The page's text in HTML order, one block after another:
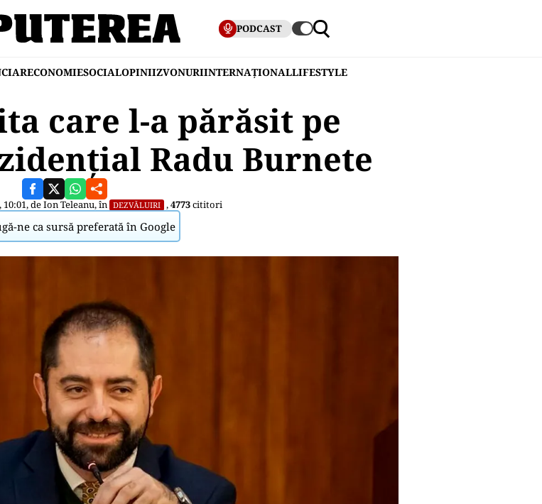
PODCAST
ECONOMIESOCIALOPINIIZVONURIINTERNAȚIONALLIFESTYLE
care l-a părăsit pe
Radu Burnete
10:01, deIon Teleanu, în DEZVĂLUIRI ,4773cititori
ne ca sursă preferată în Google